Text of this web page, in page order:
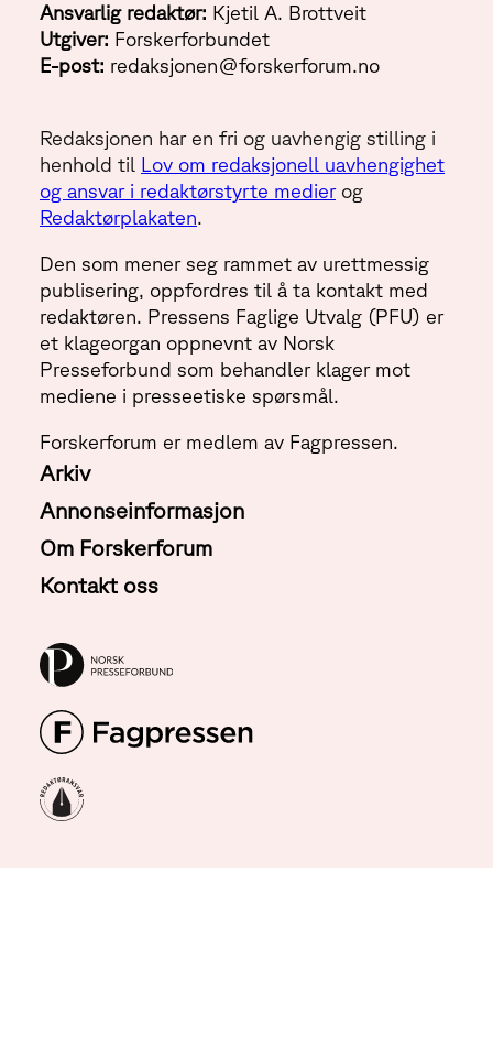
Ansvarlig redaktør: Kjetil A. Brottveit
Utgiver: Forskerforbundet
E-post: redaksjonen@forskerforum.no
Redaksjonen har en fri og uavhengig stilling i
henhold til Lov om redaksjonell uavhengighet
og ansvar i redaktørstyrte medierog
Redaktørplakaten.
Den som mener seg rammet av urettmessig
publisering, oppfordres til å ta kontakt med
redaktøren. Pressens Faglige Utvalg (PFU) er
et klageorgan oppnevnt av Norsk
Presseforbund som behandler klager mot
mediene i presseetiske spørsmål.
Forskerforum er medlem av Fagpressen.
Arkiv
Annonseinformasjon
Om Forskerforum
Kontakt oss